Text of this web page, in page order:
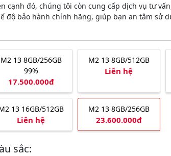
cạnh đó, chúng tôi còn cung cấp dịch vụ tư
độ bảo hành chính hãng, giúp bạn an tâm sử
M2 13 8GB/256GB
99%
17.500.000đ
M2 13 8GB/512GB
Liên hệ
13 16GB/512GB
Liên hệ
M2 13 8GB/256GB
23.600.000đ
sắc: